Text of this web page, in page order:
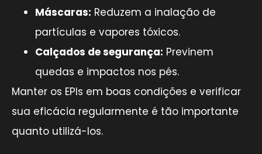
Máscaras: Reduzem a inalação de
partículas e vapores tóxicos.
Calçados de segurança: Previnem
quedas e impactos nos pés.
Manter os EPIs em boas condições e verificar
sua eficácia regularmente é tão importante
quanto utilizá-los.